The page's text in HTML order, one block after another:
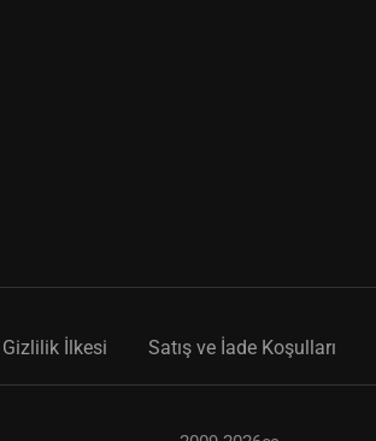
Gizlilik İlkesi Satış ve İade Koşulları